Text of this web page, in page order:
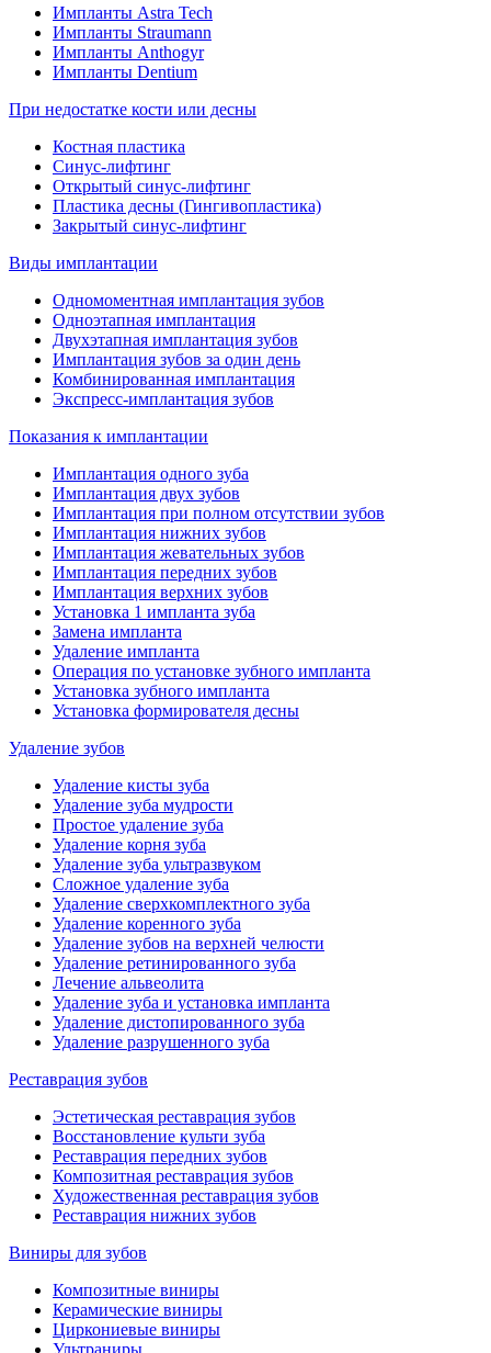
Импланты Astra Tech
Импланты Straumann
Импланты Anthogyr
Импланты Dentium
При недостатке кости или десны
Костная пластика
Синус-лифтинг
Открытый синус-лифтинг
Пластика десны (Гингивопластика)
Закрытый синус-лифтинг
Виды имплантации
Одномоментная имплантация зубов
Одноэтапная имплантация
Двухэтапная имплантация зубов
Имплантация зубов за один день
Комбинированная имплантация
Экспресс-имплантация зубов
Показания к имплантации
Имплантация одного зуба
Имплантация двух зубов
Имплантация при полном отсутствии зубов
Имплантация нижних зубов
Имплантация жевательных зубов
Имплантация передних зубов
Имплантация верхних зубов
Установка 1 импланта зуба
Замена импланта
Удаление импланта
Операция по установке зубного импланта
Установка зубного импланта
Установка формирователя десны
Удаление зубов
Удаление кисты зуба
Удаление зуба мудрости
Простое удаление зуба
Удаление корня зуба
Удаление зуба ультразвуком
Сложное удаление зуба
Удаление сверхкомплектного зуба
Удаление коренного зуба
Удаление зубов на верхней челюсти
Удаление ретинированного зуба
Лечение альвеолита
Удаление зуба и установка импланта
Удаление дистопированного зуба
Удаление разрушенного зуба
Реставрация зубов
Эстетическая реставрация зубов
Восстановление культи зуба
Реставрация передних зубов
Композитная реставрация зубов
Художественная реставрация зубов
Реставрация нижних зубов
Виниры для зубов
Композитные виниры
Керамические виниры
Циркониевые виниры
Ультраниры